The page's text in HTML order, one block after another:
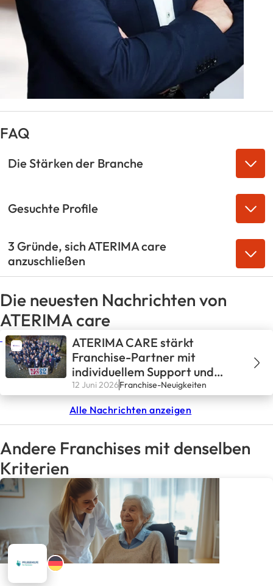
FAQ
Die Stärken der Branche
Gesuchte Profile
3 Gründe, sich ATERIMA care
anzuschließen
Die neuesten Nachrichten von
ATERIMA care
ATERIMA CARE stärkt
Franchise-Partner mit
individuellem Support und
bewährten Prozessen
12 Juni 2026Franchise-Neuigkeiten
Alle Nachrichten anzeigen
Andere Franchises mit denselben
Kriterien